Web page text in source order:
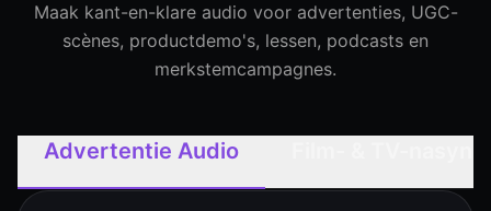
Maak kant-en-klare audio voor advertenties, UGC-
scènes, productdemo's, lessen, podcasts en
merkstemcampagnes.
Advertentie Audio